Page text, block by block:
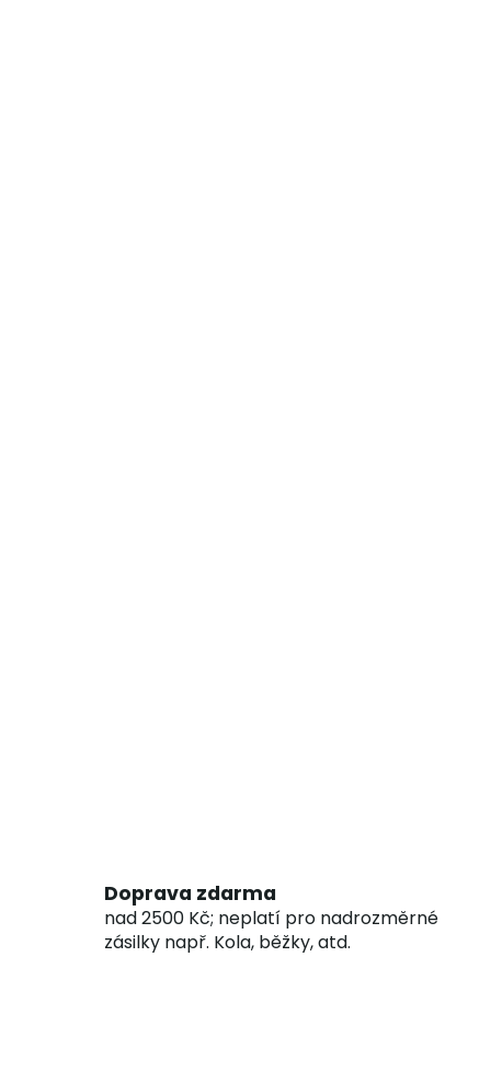
Doprava zdarma
nad 2500 Kč; neplatí pro nadrozměrné
zásilky např. Kola, běžky, atd.